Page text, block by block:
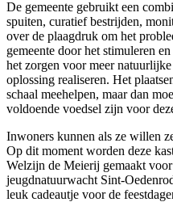
De gemeente gebruikt een
spuiten, curatief bestrijden,
over de plaagdruk om het
gemeente door het stimuleren
het zorgen voor meer
oplossing realiseren. Het
schaal meehelpen, maar dan
voldoende voedsel zijn voor
Inwoners kunnen als ze willen
Op dit moment worden deze
Welzijn de Meierij gemaakt
jeugdnatuurwacht Sint-
leuk cadeautje voor de